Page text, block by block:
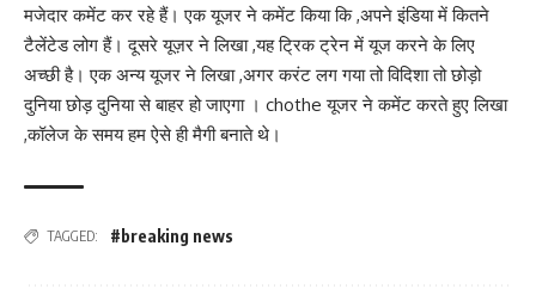
मजेदार कमेंट कर रहे हैं। एक यूजर ने कमेंट किया कि ,अपने इंडिया में कितने
टैलेंटेड लोग हैं। दूसरे यूज़र ने लिखा ,यह ट्रिक ट्रेन में यूज करने के लिए
अच्छी है। एक अन्य यूजर ने लिखा ,अगर करंट लग गया तो विदिशा तो छोड़ो
दुनिया छोड़ दुनिया से बाहर हो जाएगा । chothe यूजर ने कमेंट करते हुए लिखा
,कॉलेज के समय हम ऐसे ही मैगी बनाते थे।
TAGGED: #breaking news